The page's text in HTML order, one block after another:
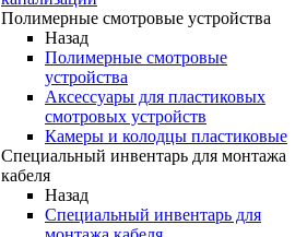
Полимерные смотровые устройства
Назад
Полимерные смотровые
устройства
Аксессуары для пластиковых
смотровых устройств
Камеры и колодцы пластиковые
Специальный инвентарь для монтажа
кабеля
Назад
Специальный инвентарь для